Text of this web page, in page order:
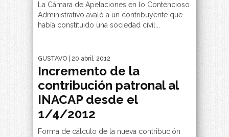
La Cámara de Apelaciones en lo Contencioso
Administrativo avaló a un contribuyente que
había constituido una sociedad civil...
GUSTAVO | 20 abril, 2012
Incremento de la
contribución patronal al
INACAP desde el
1/4/2012
Forma de cálculo de la nueva contribución